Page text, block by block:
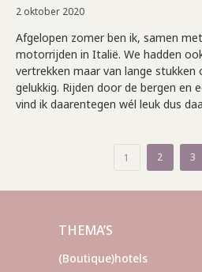
2 oktober 2020
Afgelopen zomer ben ik, samen
motorrijden in Italië. We hadden
vertrekken maar van lange stukken
gelukkig. Rijden door de bergen en
vind ik daarentegen wél leuk dus
Berichten
paginering
1 2 3
THEMA’S
(Boutique)hotels